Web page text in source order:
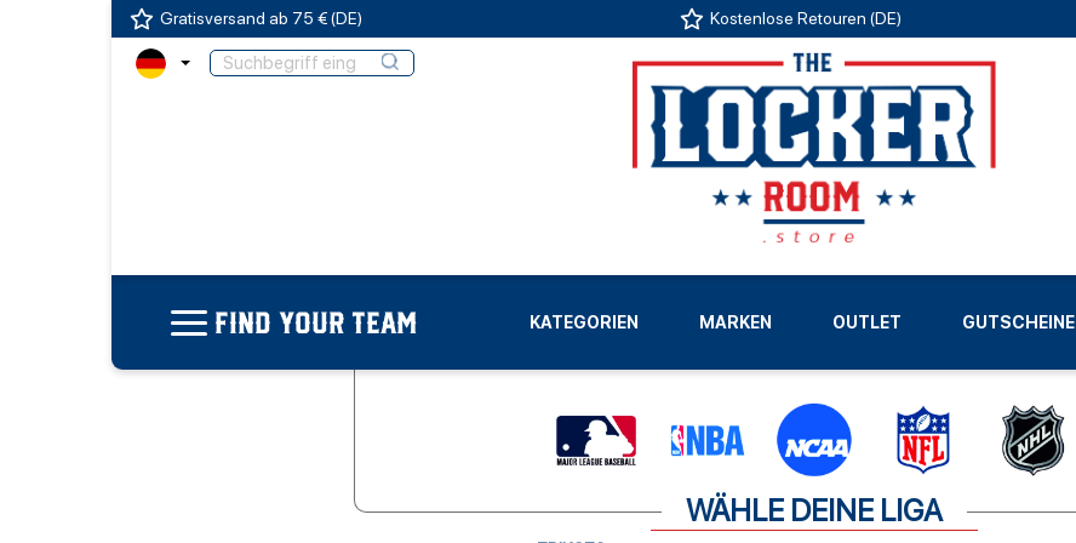
Gratisversand ab 75 € (DE) Kostenlose Retouren (DE)
FIND YOUR TEAM KATEGORIEN MARKEN
LIGEN
OUTLET GUTSCHEINE
WÄHLE DEINE LIGA